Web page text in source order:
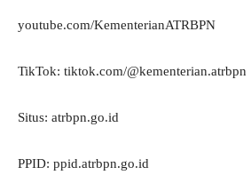
youtube.com/KementerianATRBPN
TikTok: tiktok.com/@kementerian.atrbpn
Situs: atrbpn.go.id
PPID: ppid.atrbpn.go.id